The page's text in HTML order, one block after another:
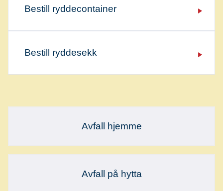
Bestill ryddecontainer
Bestill ryddesekk
Avfall hjemme
Avfall på hytta